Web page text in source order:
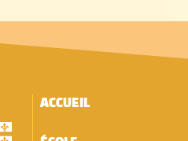
ACCUEIL